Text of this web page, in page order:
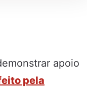
apoio
pela